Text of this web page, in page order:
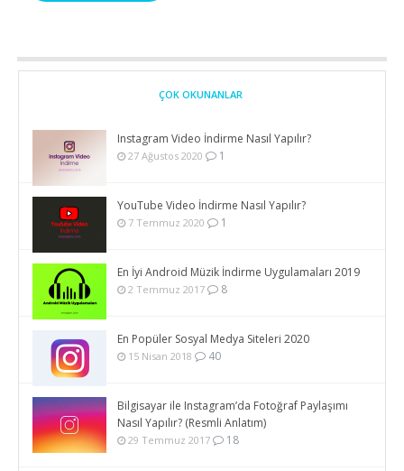
ÇOK OKUNANLAR
Instagram Video İndirme Nasıl Yapılır?
27 Ağustos 2020 1
YouTube Video İndirme Nasıl Yapılır?
7 Temmuz 2020 1
En İyi Android Müzik İndirme Uygulamaları 2019
2 Temmuz 2017 8
En Popüler Sosyal Medya Siteleri 2020
15 Nisan 2018 40
Bilgisayar ile Instagram’da Fotoğraf Paylaşımı
Nasıl Yapılır? (Resmli Anlatım)
29 Temmuz 2017 18